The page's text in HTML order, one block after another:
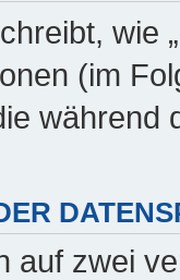
wie
(im
während
auf zwei